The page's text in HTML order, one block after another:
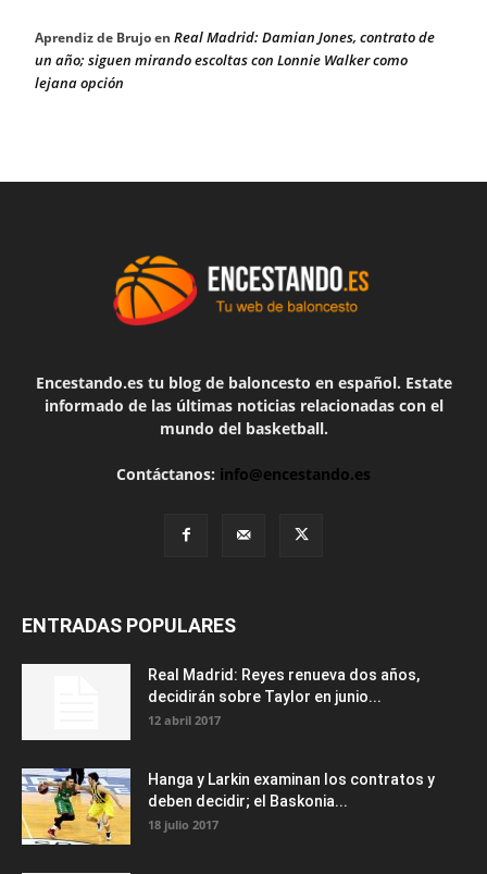
Aprendiz de Brujoen Real Madrid: Damian Jones, contrato de
un año; siguen mirando escoltas con Lonnie Walker como
lejana opción
Encestando.es tu blog de baloncesto en español. Estate
informado de las últimas noticias relacionadas con el
mundo del basketball.
Contáctanos: info@encestando.es
ENTRADAS POPULARES
Real Madrid: Reyes renueva dos años,
decidirán sobre Taylor en junio...
12 abril 2017
Hanga y Larkin examinan los contratos y
deben decidir; el Baskonia...
18 julio 2017